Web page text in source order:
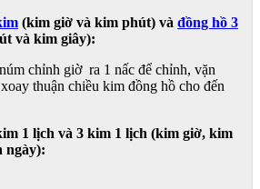
(kim giờ và kim phút) và đồng hồ 3
và kim giây):
chỉnh giờ ra 1 nấc để chỉnh, vặn
thuận chiều kim đồng hồ cho đến
1 lịch và 3 kim 1 lịch (kim giờ, kim
ngày):